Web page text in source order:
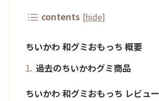
contents [hide]
ちいかわ 和グミおもっち 概要
過去のちいかわグミ商品
ちいかわ 和グミおもっち レビュー